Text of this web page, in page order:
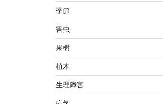
季節
害虫
果樹
植木
生理障害